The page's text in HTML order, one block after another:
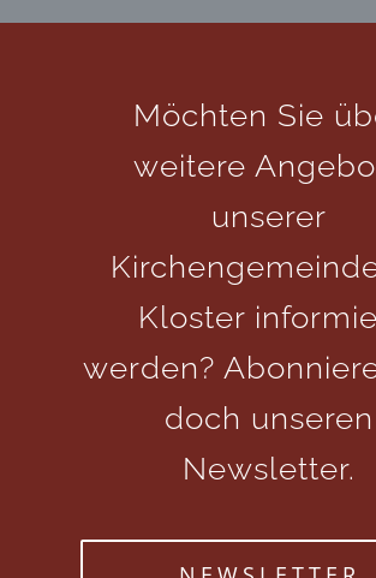
Möchten Sie
weitere
unserer
Kloster
werden?
doch unseren
Newsletter.